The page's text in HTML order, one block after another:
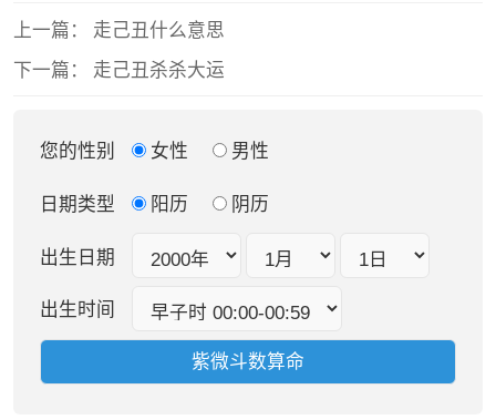
上一篇： 走己丑什么意思
下一篇： 走己丑杀杀大运
您的性别 女性 男性
日期类型 阳历 阴历
出生日期
出生时间